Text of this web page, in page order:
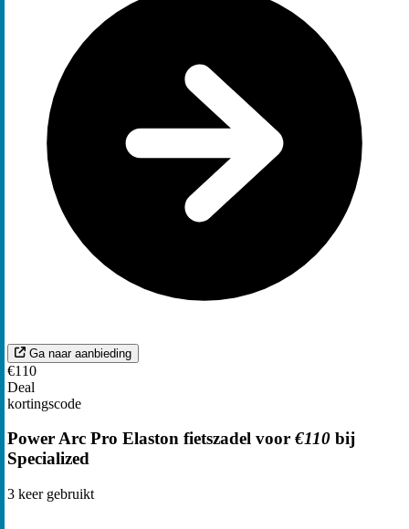
Ga naar aanbieding
€110
Deal
kortingscode
Power Arc Pro Elaston fietszadel voor €110 bij
Specialized
3 keer gebruikt